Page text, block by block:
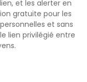
et les alerter en
gratuite pour les
et sans
lien privilégié entre